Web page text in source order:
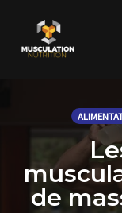
content
de